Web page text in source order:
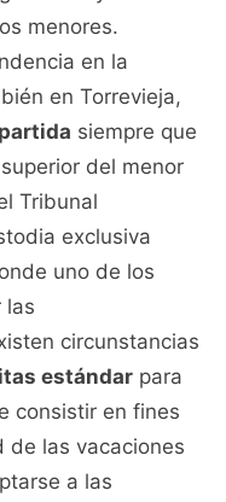
menores.
en la
en Torrevieja,
siempre que
del menor
Tribunal
exclusiva
uno de los
las
circunstancias
estándar para
consistir en fines
de las vacaciones
a las